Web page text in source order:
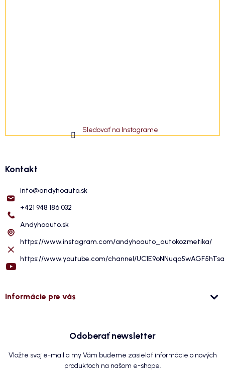
Sledovať na Instagrame
Kontakt
info@andyhoauto.sk
+421 948 186 032
Andyhoauto.sk
https://www.instagram.com/andyhoauto_autokozmetika/
https://www.youtube.com/channel/
Informácie pre vás
Odoberať newsletter
Vložte svoj e-mail a my Vám budeme zasielať informácie o nových
produktoch na našom e-shope.